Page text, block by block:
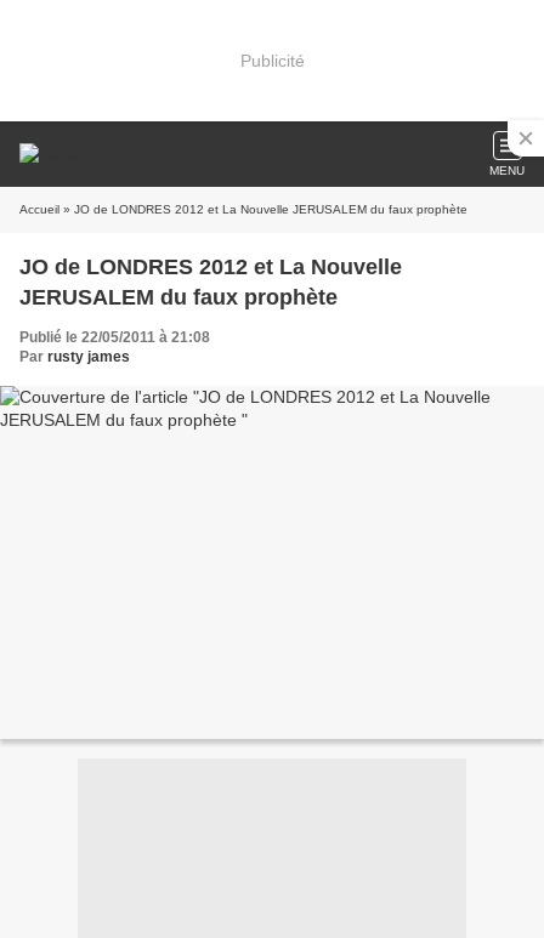
Publicité
MENU
Accueil » JO de LONDRES 2012 et La Nouvelle JERUSALEM du faux prophète
JO de LONDRES 2012 et La Nouvelle
JERUSALEM du faux prophète
Publié le 22/05/2011 à 21:08
Par rusty james